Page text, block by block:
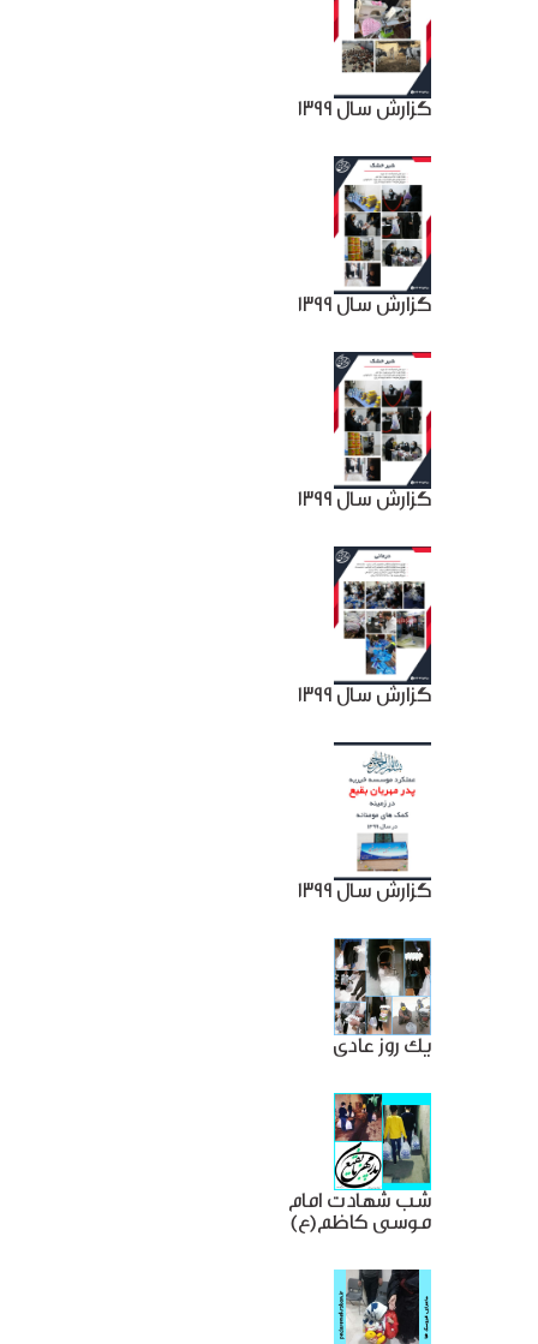
گزارش سال 1399
گزارش سال 1399
گزارش سال 1399
گزارش سال 1399
گزارش سال 1399
یک روز عادی
شب شهادت امام
موسی کاظم(ع)